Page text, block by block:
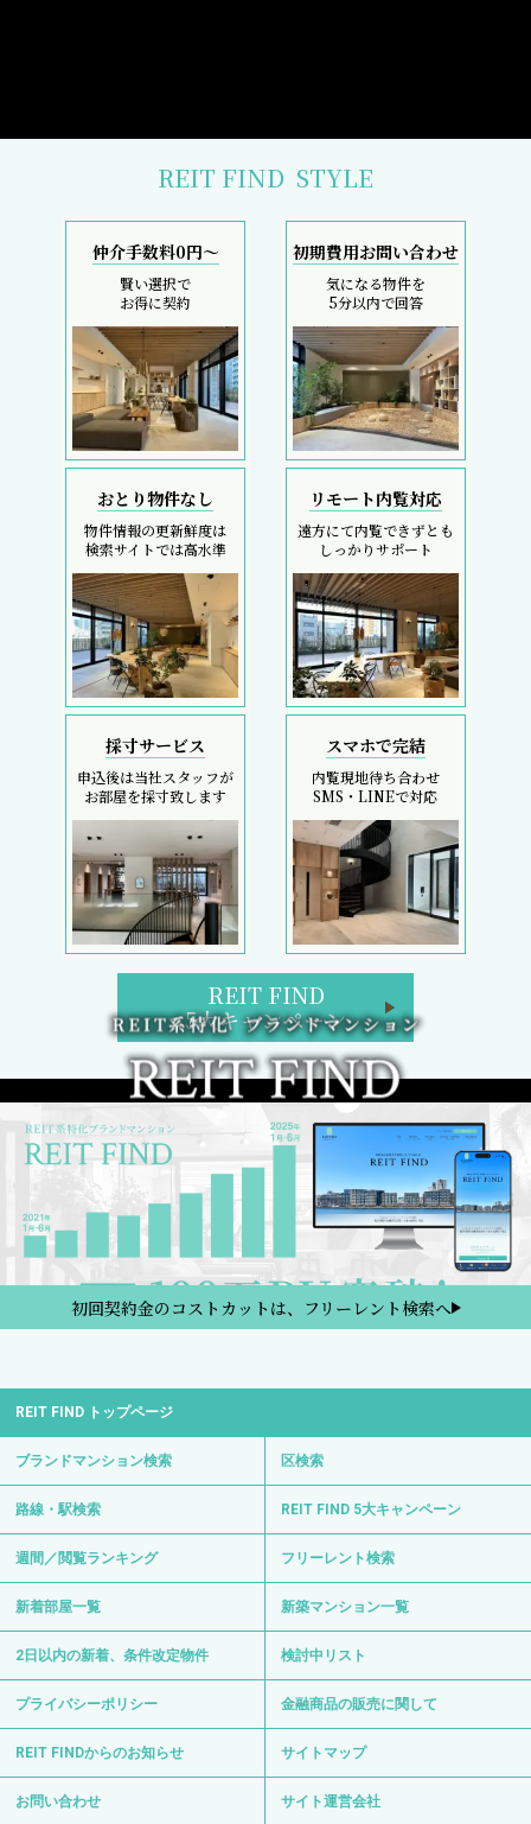
REIT FIND STYLE
仲介手数料0円～
賢い選択で
お得に契約
初期費用お問い合わせ
気になる物件を
5分以内で回答
おとり物件なし
物件情報の更新鮮度は
検索サイトでは高水準
リモート内覧対応
遠方にて内覧できずとも
しっかりサポート
採寸サービス
申込後は当社スタッフが
お部屋を採寸致します
スマホで完結
内覧現地待ち合わせ
SMS・LINEで対応
REIT FIND
5大キャンペーン
初回契約金のコストカットは、フリーレント検索へ
REIT FIND トップページ
ブランドマンション検索 区検索
路線・駅検索 REIT FIND 5大キャンペーン
週間／閲覧ランキング フリーレント検索
新着部屋一覧 新築マンション一覧
2日以内の新着、条件改定物件 検討中リスト
プライバシーポリシー 金融商品の販売に関して
REIT FINDからのお知らせ サイトマップ
お問い合わせ サイト運営会社